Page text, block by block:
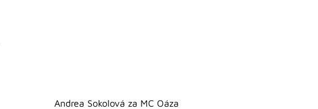
Andrea Sokolová za MC Oáza